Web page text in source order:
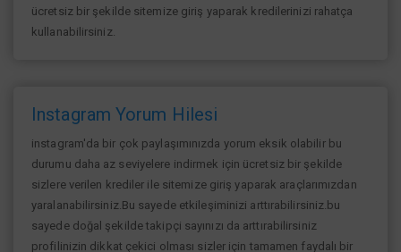
ücretsiz bir şekilde sitemize giriş yaparak kredilerinizi rahatça
kullanabilirsiniz.
Instagram Yorum Hilesi
instagram'da bir çok paylaşımınızda yorum eksik olabilir bu
durumu daha az seviyelere indirmek için ücretsiz bir şekilde
sizlere verilen krediler ile sitemize giriş yaparak araçlarımızdan
yaralanabilirsiniz.Bu sayede etkileşiminizi arttırabilirsiniz.bu
sayede doğal şekilde takipçi sayınızı da arttırabilirsiniz
profilinizin dikkat çekici olması sizler için tamamen faydalı bir